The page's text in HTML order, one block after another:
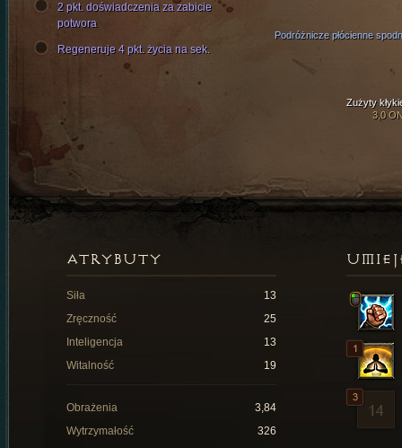
Podróżnicze płócienne
Zużyty
3,0
2 pkt. doświadczenia za zabicie
potwora
Regeneruje 4 pkt. życia na sek.
ATRYBUTY
Siła
13
Zręczność
25
Inteligencja
13
Witalność
19
Obrażenia
3,84
Wytrzymałość
326